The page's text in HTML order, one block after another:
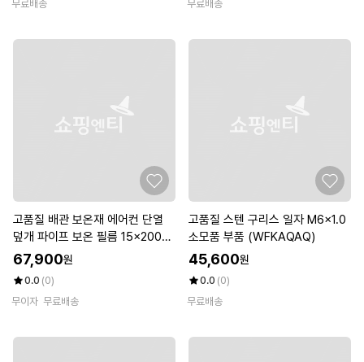
무료배송 무료배송
고품질 배관 보온재 에어컨 단열
덮개 파이프 보온 필름 15x200c
m (WFKKMAH)
67,900원
0.0 (0)
무이자 무료배송
고품질 스텐 구리스 일자 M6x1.0
소모품 부품 (WFKAQAQ)
45,600원
0.0 (0)
무료배송